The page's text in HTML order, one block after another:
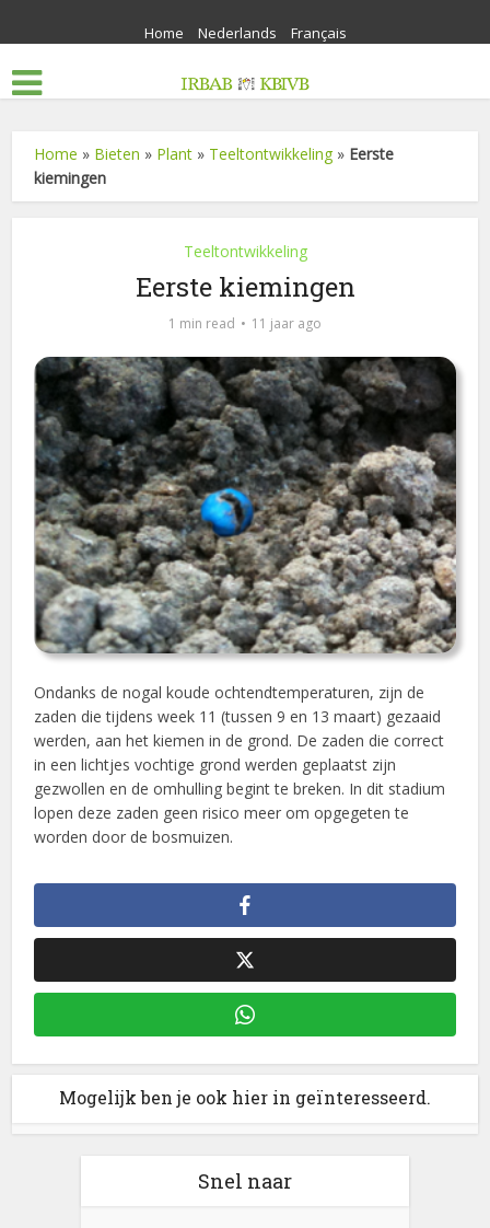
Home Nederlands Français
Home » Bieten » Plant » Teeltontwikkeling » Eerste
kiemingen
Teeltontwikkeling
Eerste kiemingen
1 min read 11 jaar ago
Ondanks de nogal koude ochtendtemperaturen, zijn de
zaden die tijdens week 11 (tussen 9 en 13 maart) gezaaid
werden, aan het kiemen in de grond. De zaden die correct
in een lichtjes vochtige grond werden geplaatst zijn
gezwollen en de omhulling begint te breken. In dit stadium
lopen deze zaden geen risico meer om opgegeten te
worden door de bosmuizen.
Mogelijk ben je ook hier in geïnteresseerd.
Snel naar